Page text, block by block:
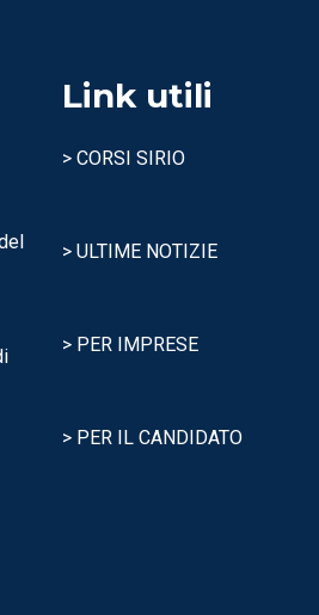
Link utili
> CORSI SIRIO
> ULTIME NOTIZIE
> PER IMPRESE
> PER IL CANDIDATO